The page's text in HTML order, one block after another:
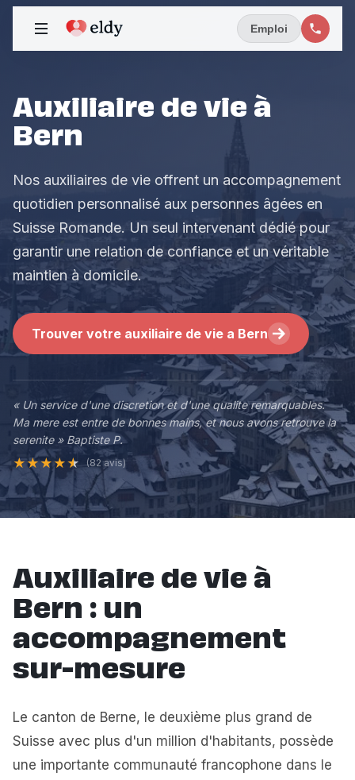
Emploi
Auxiliaire de vie à
Bern
Nos auxiliaires de vie offrent un accompagnement
quotidien personnalisé aux personnes âgées en
Suisse Romande. Un seul intervenant dédié pour
garantir une relation de confiance et un véritable
maintien à domicile.
Trouver votre auxiliaire de vie a Bern
« Un service d'une discretion et d'une qualite remarquables.
Ma mere est entre de bonnes mains, et nous avons retrouve la
serenite » Baptiste P.
★★★★★ (82 avis)
Auxiliaire de vie à
Bern : un
accompagnement
sur-mesure
Le canton de Berne, le deuxième plus grand de
Suisse avec plus d'un million d'habitants, possède
une importante communauté francophone dans le